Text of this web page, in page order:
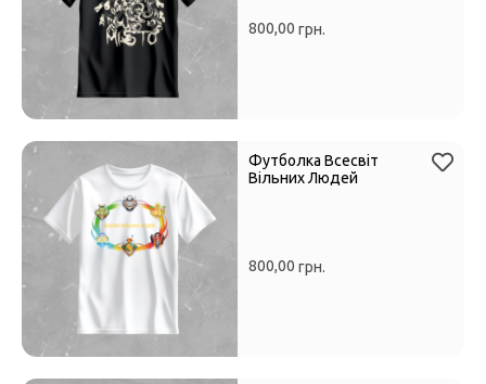
800,00 грн.
Футболка Всесвіт
Вільних Людей
800,00 грн.